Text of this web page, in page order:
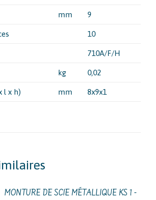
mm 9
10
710A/F/H
kg 0,02
l x h) mm 8x9x1
MONTURE DE SCIE MÉTALLIQUE KS 1 -